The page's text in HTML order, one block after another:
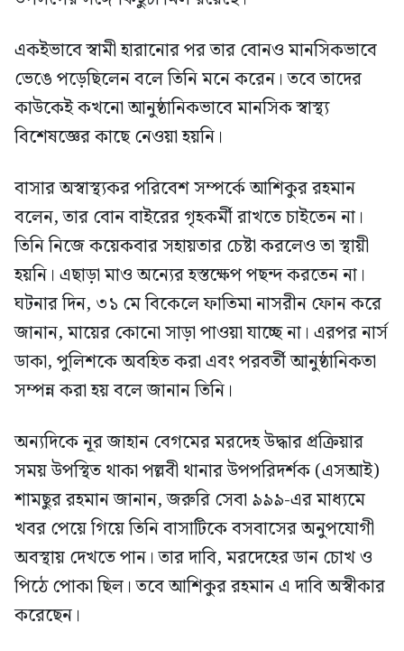
একইভাবে স্বামী হারানোর পর তার বোনও মানসিকভাবে
ভেঙে পড়েছিলেন বলে তিনি মনে করেন। তবে তাদের
কাউকেই কখনো আনুষ্ঠানিকভাবে মানসিক স্বাস্থ্য
বিশেষজ্ঞের কাছে নেওয়া হয়নি।
বাসার অস্বাস্থ্যকর পরিবেশ সম্পর্কে আশিকুর রহমান
বলেন, তার বোন বাইরের গৃহকর্মী রাখতে চাইতেন না।
তিনি নিজে কয়েকবার সহায়তার চেষ্টা করলেও তা স্থায়ী
হয়নি। এছাড়া মাও অন্যের হস্তক্ষেপ পছন্দ করতেন না।
ঘটনার দিন, ৩১ মে বিকেলে ফাতিমা নাসরীন ফোন করে
জানান, মায়ের কোনো সাড়া পাওয়া যাচ্ছে না। এরপর নার্স
ডাকা, পুলিশকে অবহিত করা এবং পরবর্তী আনুষ্ঠানিকতা
সম্পন্ন করা হয় বলে জানান তিনি।
অন্যদিকে নূর জাহান বেগমের মরদেহ উদ্ধার প্রক্রিয়ার
সময় উপস্থিত থাকা পল্লবী থানার উপপরিদর্শক (এসআই)
শামছুর রহমান জানান, জরুরি সেবা ৯৯৯-এর মাধ্যমে
খবর পেয়ে গিয়ে তিনি বাসাটিকে বসবাসের অনুপযোগী
অবস্থায় দেখতে পান। তার দাবি, মরদেহের ডান চোখ ও
পিঠে পোকা ছিল। তবে আশিকুর রহমান এ দাবি অস্বীকার
করেছেন।